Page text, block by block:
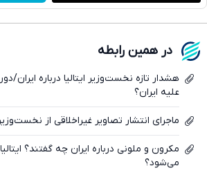
واتساپ
در همین رابطه
هشدار تازه نخست‌وزیر ایتالیا درباره ایران/
علیه ایران؟
ماجرای انتشار تصاویر غیراخلاقی از
مکرون و ملونی درباره ایران چه گفتند؟
می‌شود؟